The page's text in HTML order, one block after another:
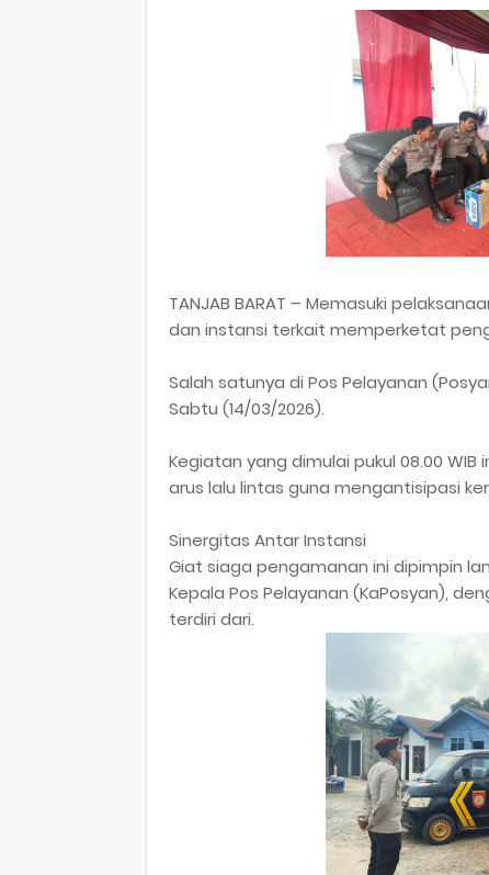
​TANJAB BARAT – Memasuki
dan instansi terkait memperketat
Salah satunya di Pos Pelayanan
Sabtu (14/03/2026).
​Kegiatan yang dimulai pukul 08.00
arus lalu lintas guna mengantisipasi
​Sinergitas Antar Instansi
​Giat siaga pengamanan ini dipimpin
Kepala Pos Pelayanan (KaPosyan),
terdiri dari.